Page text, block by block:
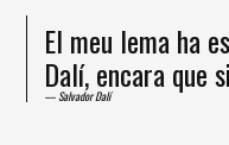
parli de He
un